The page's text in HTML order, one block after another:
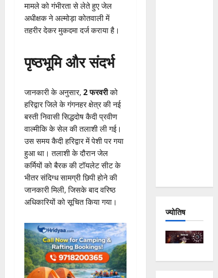
मामले को गंभीरता से लेते हुए जेल
अधीक्षक ने अल्मोड़ा कोतवाली में
तहरीर देकर मुकदमा दर्ज कराया है।
पृष्ठभूमि और संदर्भ
जानकारी के अनुसार, 2 फरवरीको
हरिद्वार जिले के गंगनहर क्षेत्र की नई
बस्ती निवासी सिद्धदोष कैदी प्रवीण
वाल्मीकि के सेल की तलाशी ली गई।
उस समय कैदी हरिद्वार में पेशी पर गया
हुआ था। तलाशी के दौरान जेल
कर्मियों को बैरक की टॉयलेट सीट के
भीतर संदिग्ध सामग्री छिपी होने की
जानकारी मिली, जिसके बाद वरिष्ठ
अधिकारियों को सूचित किया गया।
ज्योतिष